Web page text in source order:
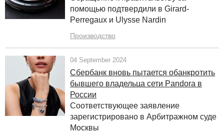
помощью подтвердили в Girard-
Perregaux и Ulysse Nardin
Производство
04 September 2024
Сбербанк вновь пытается обанкротить
бывшего владельца сети Pandora в
России
Соответствующее заявление
зарегистрировано в Арбитражном суде
Москвы